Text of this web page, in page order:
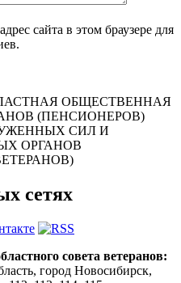
сайта в этом браузере для
ОБЩЕСТВЕННАЯ
(ПЕНСИОНЕРОВ)
СИЛ И
ОРГАНОВ
сетях
совета ветеранов:
город Новосибирск,